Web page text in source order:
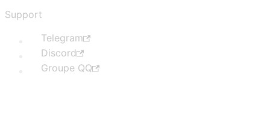
Support
Telegram
Discord
Groupe QQ